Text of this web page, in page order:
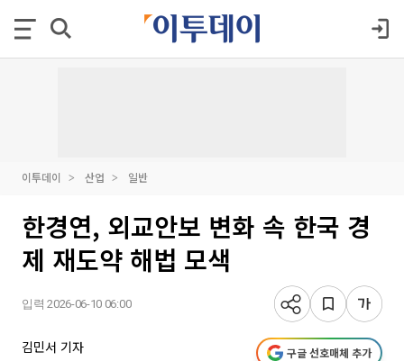
이투데이 산업 일반
한경연, 외교안보 변화 속 한국 경
제 재도약 해법 모색
입력 2026-06-10 06:00
김민서 기자 구글 선호매체 추가